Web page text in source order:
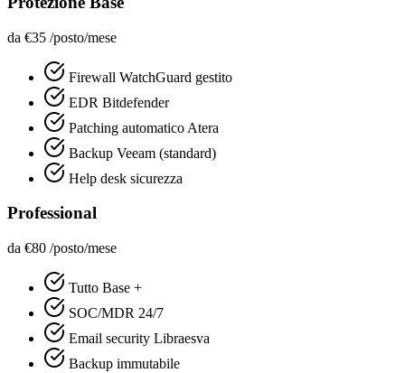
da €35 /posto/mese
Firewall WatchGuard gestito
EDR Bitdefender
Patching automatico Atera
Backup Veeam (standard)
Help desk sicurezza
Professional
da €80 /posto/mese
Tutto Base +
SOC/MDR 24/7
Email security Libraesva
Backup immutabile